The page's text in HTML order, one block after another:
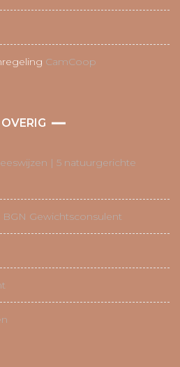
CamCoop
OVERIG
| 5 natuurgerichte
Gewichtsconsulent